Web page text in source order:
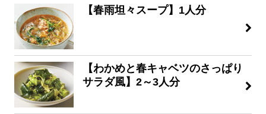
【春雨坦々スープ】1人分
【わかめと春キャベツのさっぱり
サラダ風】2～3人分